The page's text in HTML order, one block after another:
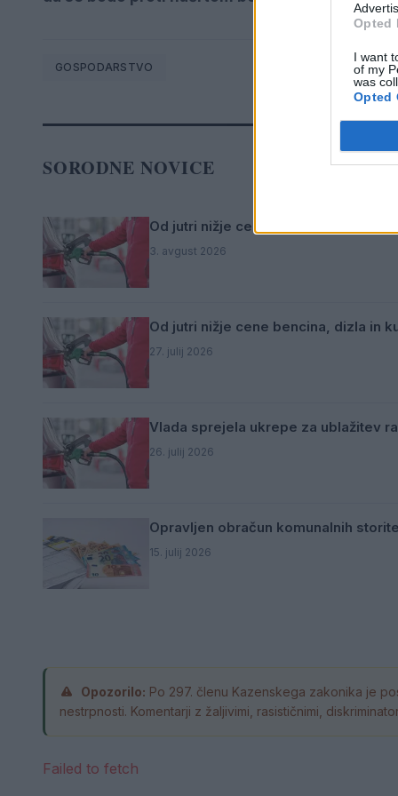
Opted
I want
of my
was
Opted
GOSPODARSTVO
SORODNE NOVICE
Od jutri nižje cene bencina ter višje
3. avgust 2026
Od jutri nižje cene bencina, dizla in
27. julij 2026
Vlada sprejela ukrepe za ublažitev
26. julij 2026
Opravljen obračun komunalnih
15. julij 2026
Opozorilo: Po 297. členu Kazenskega zakonika je
nestrpnosti. Komentarji z žaljivimi, rasističnimi,
Failed to fetch